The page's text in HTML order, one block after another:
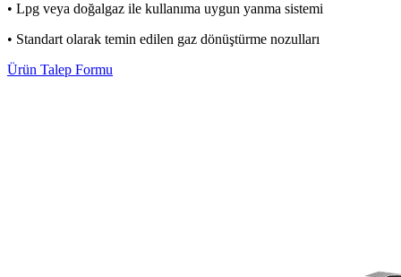
• Lpg veya doğalgaz ile kullanıma uygun yanma sistemi
• Standart olarak temin edilen gaz dönüştürme nozulları
Ürün Talep Formu